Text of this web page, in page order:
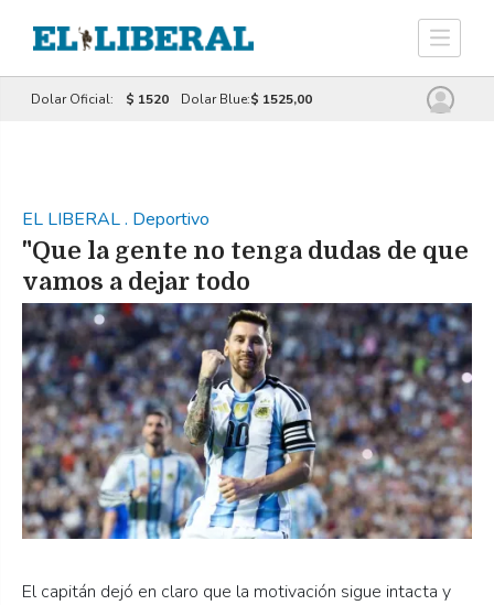
Dolar Oficial: $ 1520 Dolar Blue:$ 1525,00
EL LIBERAL. Deportivo
"Que la gente no tenga dudas de que
vamos a dejar todo
El capitán dejó en claro que la motivación sigue intacta y